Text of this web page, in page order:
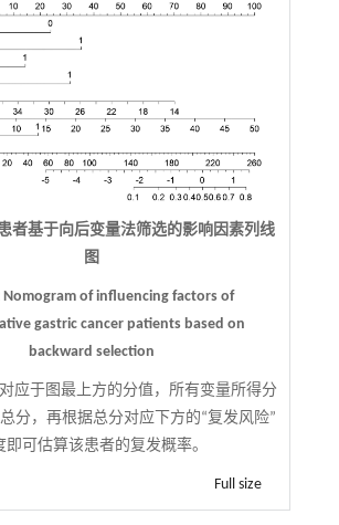
者基于向后变量法筛选的影响因素列线
图
Nomogram of influencing factors of
gastric cancer patients based on
backward selection
应于图最上方的分值，所有变量所得分
分，再根据总分对应下方的“复发风险”
即可估算该患者的复发概率。
Full size